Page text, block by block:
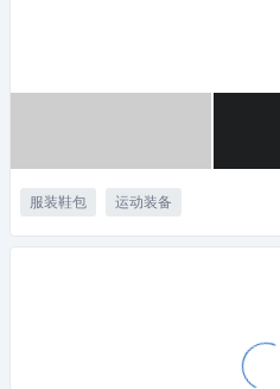
服装鞋包 运动装备